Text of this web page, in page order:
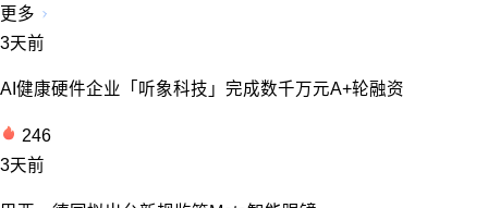
更多
3天前
AI健康硬件企业「听象科技」完成数千万元A+轮融资
246
3天前